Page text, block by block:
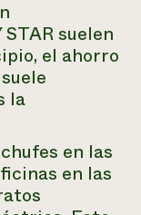
suelen
el ahorro
la
en las
en las